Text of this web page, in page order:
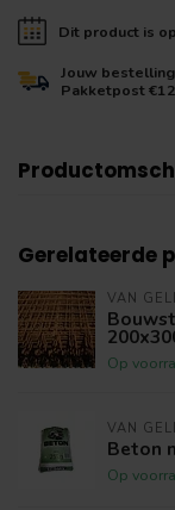
Dit product is
Jouw
Pakketpost
Gerelateerde
VAN
Op
VAN
Beton
Op